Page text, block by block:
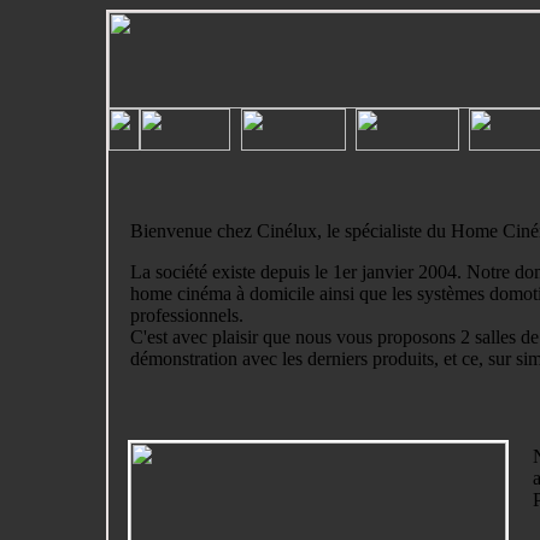
Bienvenue chez Cinélux, le spécialiste du Home
La société existe depuis le 1er janvier 2004. Notre
home cinéma à domicile ainsi que les systèmes
professionnels.
C'est avec plaisir que nous vous proposons 2 salles
démonstration avec les derniers produits, et ce, sur